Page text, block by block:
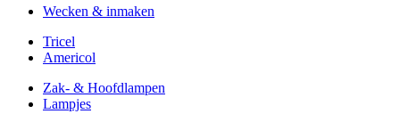
Wecken & inmaken
Tricel
Americol
Zak- & Hoofdlampen
Lampjes